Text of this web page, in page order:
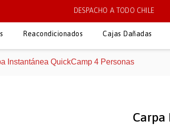
DESPACHO A TODO CHILE
Reacondicionados Cajas Dañadas
Instantánea QuickCamp 4 Personas
Carpa